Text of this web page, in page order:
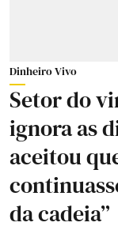
Dinheiro Vivo
Setor do
ignora as
aceitou
da cadeia”